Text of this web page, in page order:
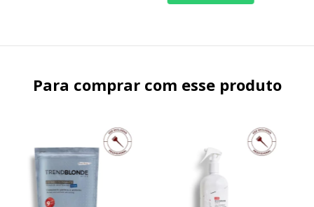
Para comprar com esse produto